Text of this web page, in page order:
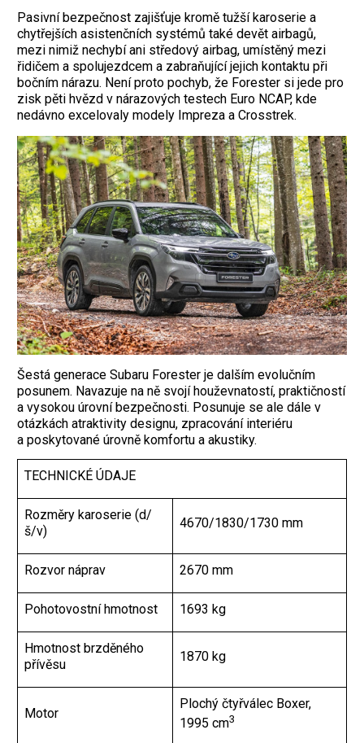
Pasivní bezpečnost zajišťuje kromě tužší karoserie a
chytřejších asistenčních systémů také devět airbagů,
mezi nimiž nechybí ani středový airbag, umístěný mezi
řidičem a spolujezdcem a zabraňující jejich kontaktu při
bočním nárazu. Není proto pochyb, že Forester si jede pro
zisk pěti hvězd v nárazových testech Euro NCAP, kde
nedávno excelovaly modely Impreza a Crosstrek.
Šestá generace Subaru Forester je dalším evolučním
posunem. Navazuje na ně svojí houževnatostí, praktičností
a vysokou úrovní bezpečnosti. Posunuje se ale dále v
otázkách atraktivity designu, zpracování interiéru
a poskytované úrovně komfortu a akustiky.
TECHNICKÉ ÚDAJE
Rozměry karoserie (d/
š/v)
4670/1830/1730 mm
Rozvor náprav 2670 mm
Pohotovostní hmotnost 1693 kg
Hmotnost brzděného
přívěsu
1870 kg
Motor
Plochý čtyřválec Boxer,
1995 cm3